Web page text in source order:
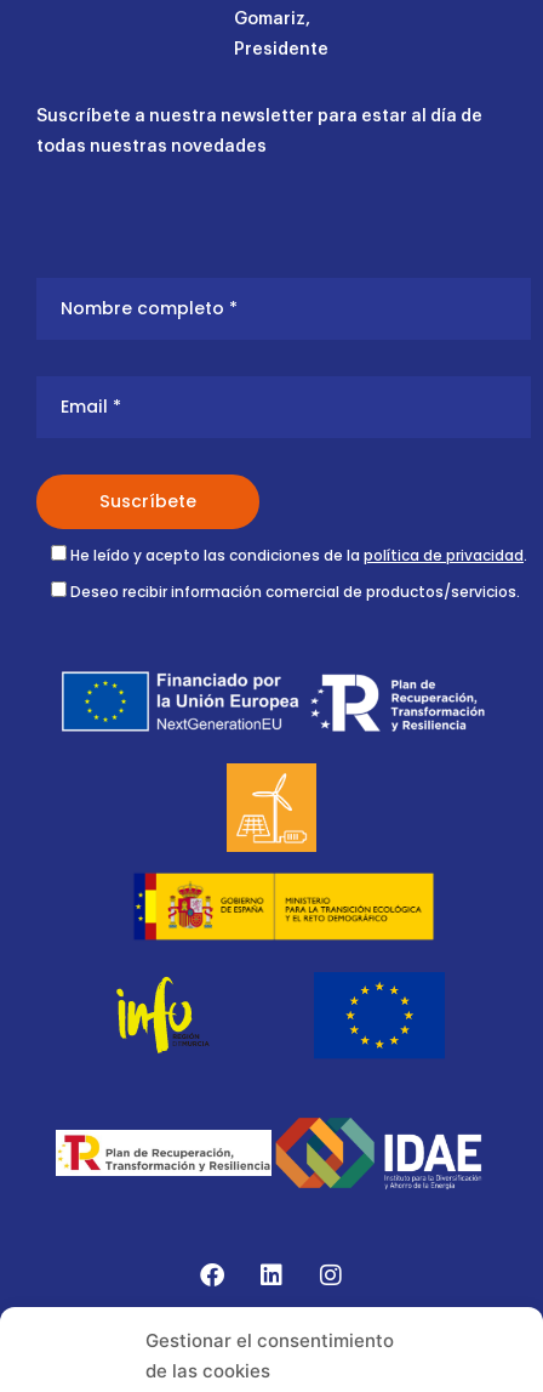
Gestionar el consentimiento
de las cookies
Gomariz,
Presidente
Suscríbete a nuestra newsletter para estar al día de
todas nuestras novedades
He leído y acepto las condiciones de la política de privacidad.
Deseo recibir información comercial de productos/servicios.